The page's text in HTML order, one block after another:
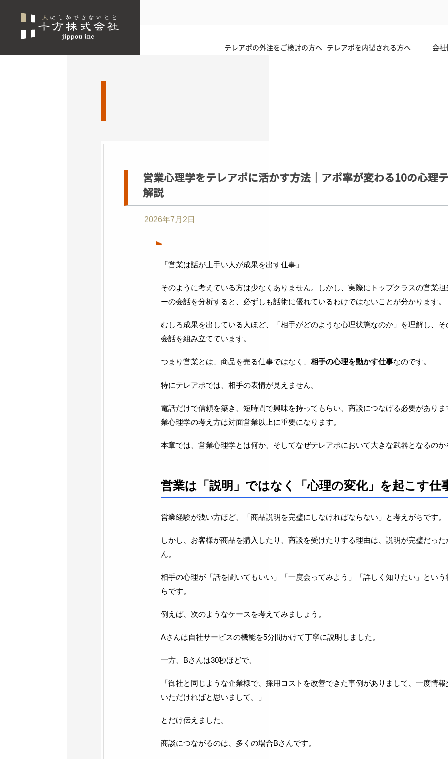
テレアポの外注をご検討の方へ テレアポを内製される方へ 会
営業心理学をテレアポに活かす方法｜アポ率が変わる10の心理
解説
2026年7月2日
「営業は話が上手い人が成果を出す仕事」
そのように考えている方は少なくありません。しかし、実際にトップクラスの営業
ーの会話を分析すると、必ずしも話術に優れているわけではないことが分かります。
むしろ成果を出している人ほど、「相手がどのような心理状態なのか」を理解し、
会話を組み立てています。
つまり営業とは、商品を売る仕事ではなく、相手の心理を動かす仕事なのです。
特にテレアポでは、相手の表情が見えません。
電話だけで信頼を築き、短時間で興味を持ってもらい、商談につなげる必要があり
業心理学の考え方は対面営業以上に重要になります。
本章では、営業心理学とは何か、そしてなぜテレアポにおいて大きな武器となるの
営業は「説明」ではなく「心理の変化」を起こす仕
営業経験が浅い方ほど、「商品説明を完璧にしなければならない」と考えがちです。
しかし、お客様が商品を購入したり、商談を受けたりする理由は、説明が完璧だっ
ん。
相手の心理が「話を聞いてもいい」「一度会ってみよう」「詳しく知りたい」とい
らです。
例えば、次のようなケースを考えてみましょう。
Aさんは自社サービスの機能を5分間かけて丁寧に説明しました。
一方、Bさんは30秒ほどで、
「御社と同じような企業様で、採用コストを改善できた事例がありまして、一度情
いただければと思いまして。」
とだけ伝えました。
商談につながるのは、多くの場合Bさんです。